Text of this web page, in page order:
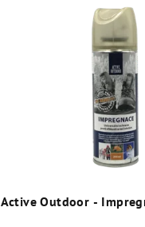
Active Outdoor -